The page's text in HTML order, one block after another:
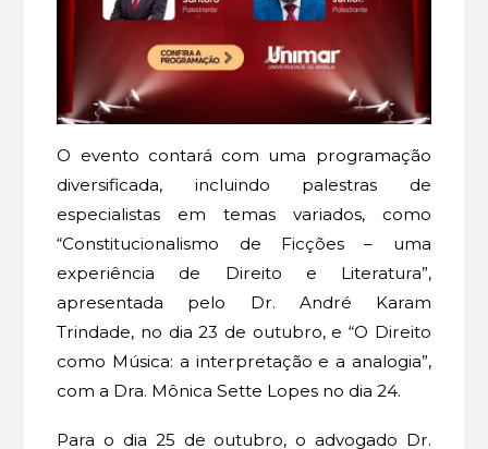
O evento contará com uma programação
diversificada, incluindo palestras de
especialistas em temas variados, como
“Constitucionalismo de Ficções – uma
experiência de Direito e Literatura”,
apresentada pelo Dr. André Karam
Trindade, no dia 23 de outubro, e “O Direito
como Música: a interpretação e a analogia”,
com a Dra. Mônica Sette Lopes no dia 24.
Para o dia 25 de outubro, o advogado Dr.